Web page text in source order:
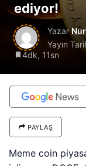
ediyor!
Yazar
Yayın
4dk, 11sn
PAYLAŞ
Meme coin